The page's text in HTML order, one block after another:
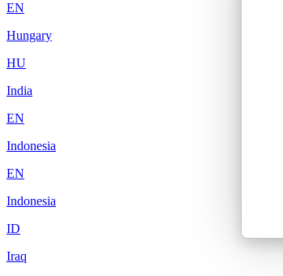
EN
Hungary
HU
India
EN
Indonesia
EN
Indonesia
ID
Iraq